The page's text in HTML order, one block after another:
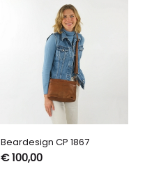
Beardesign CP 1867
€ 100,00